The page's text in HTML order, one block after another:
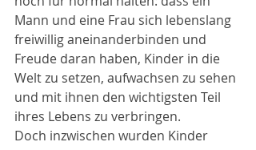
Mann und eine Frau sich lebenslang
freiwillig aneinanderbinden und
Freude daran haben, Kinder in die
Welt zu setzen, aufwachsen zu sehen
und mit ihnen den wichtigsten Teil
ihres Lebens zu verbringen.
Doch inzwischen wurden Kinder